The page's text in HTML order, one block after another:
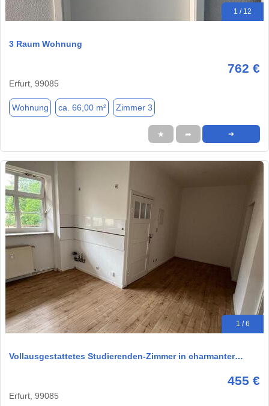
1 / 12
3 Raum Wohnung
762 €
Erfurt, 99085
Wohnung ca. 66,00 m² Zimmer 3
★ ➦ ➜
1 / 6
Vollausgestattetes Studierenden-Zimmer in charmanter…
455 €
Erfurt, 99085